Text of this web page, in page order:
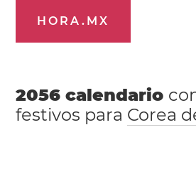
HORA.MX
2056 calendario
festivos para Corea